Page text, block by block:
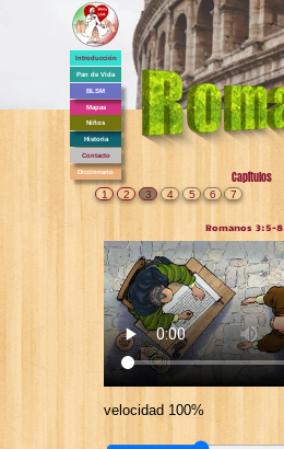
Introducción
Pan de Vida
BLSM
Mapas
Niños
Historia
Contacto
Diccionario
1 2 3 4 5 6
Capítulos
7
Romanos 3:5-8
velocidad 100%